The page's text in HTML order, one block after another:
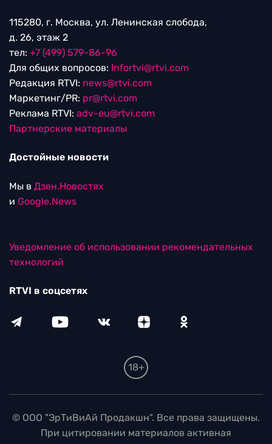
115280, г. Москва, ул. Ленинская слобода,
д. 26, этаж 2
тел: +7 (499) 579-86-96
Для общих вопросов: Infortvi@rtvi.com
Редакция RTVI: news@rtvi.com
Маркетинг/PR: pr@rtvi.com
Реклама RTVI: adv-eu@rtvi.com
Партнерские материалы
Достойные новости
Мы в Дзен.Новостях
и Google.News
Уведомление об использовании рекомендательных
технологий
RTVI в соцсетях
18+
© ООО "ЭрТиВиАй Продакшн". Все права защищены.
При цитировании материалов активная